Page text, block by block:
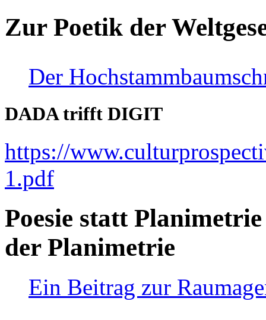
Zur Poetik der
Der
DADA trifft DIGIT
https://
1.pdf
Poesie statt
der Planimetrie
Ein Beitrag zur